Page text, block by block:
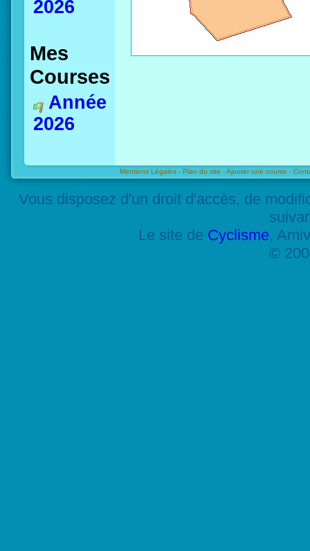
2026
Mes
Courses
Année
2026
Mentions Légales - Plan du site -Ajouter une course -
Vous disposez d'un droit d'accès, de
Le site de Cyclisme,
©